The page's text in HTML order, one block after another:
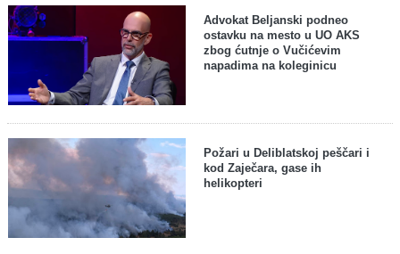
Advokat Beljanski podneo
ostavku na mesto u UO AKS
zbog ćutnje o Vučićevim
napadima na koleginicu
Požari u Deliblatskoj peščari i
kod Zaječara, gase ih
helikopteri